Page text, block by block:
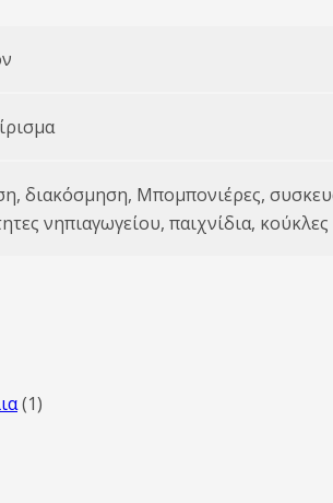
διακόσμηση, Μπομπονιέρες,
νηπιαγωγείου, παιχνίδια,
(1)